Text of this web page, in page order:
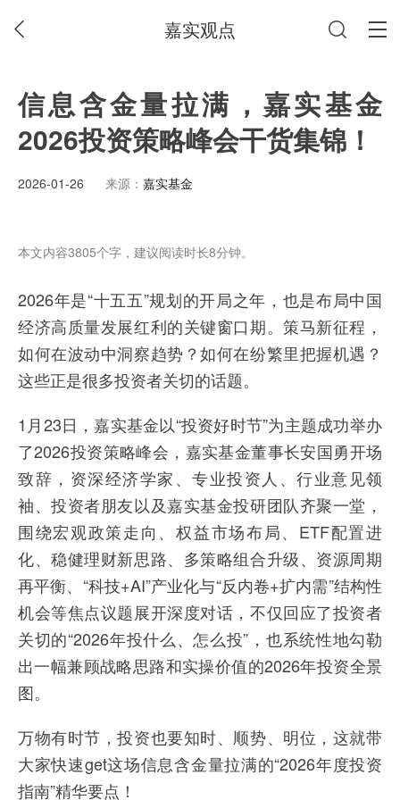
嘉实观点
信息含金量拉满，嘉实基金
2026投资策略峰会干货集锦！
2026-01-26 来源： 嘉实基金
本文内容3805个字，建议阅读时长8分钟。
2026年是“十五五”规划的开局之年，也是布局中国
经济高质量发展红利的关键窗口期。策马新征程，
如何在波动中洞察趋势？如何在纷繁里把握机遇？
这些正是很多投资者关切的话题。
1月23日，嘉实基金以“投资好时节”为主题成功举办
了2026投资策略峰会，嘉实基金董事长安国勇开场
致辞，资深经济学家、专业投资人、行业意见领
袖、投资者朋友以及嘉实基金投研团队齐聚一堂，
围绕宏观政策走向、权益市场布局、ETF配置进
化、稳健理财新思路、多策略组合升级、资源周期
再平衡、“科技+AI”产业化与“反内卷+扩内需”结构性
机会等焦点议题展开深度对话，不仅回应了投资者
关切的“2026年投什么、怎么投”，也系统性地勾勒
出一幅兼顾战略思路和实操价值的2026年投资全景
图。
万物有时节，投资也要知时、顺势、明位，这就带
大家快速get这场信息含金量拉满的“2026年度投资
指南”精华要点！